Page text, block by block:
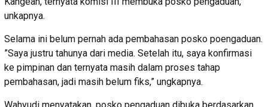
unkapnya.
Selama ini belum pernah ada pembahasan posko poengaduan.
”Saya justru tahunya dari media. Setelah itu, saya konfirmasi
ke pimpinan dan ternyata masih dalam proses tahap
pembahasan, jadi masih belum fiks,” ungkapnya.